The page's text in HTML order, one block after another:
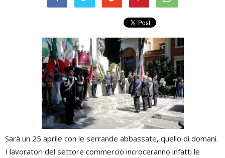
Sarà un 25 aprile con le serrande abbassate, quello di domani.
I lavoratori del settore commercio incroceranno infatti le